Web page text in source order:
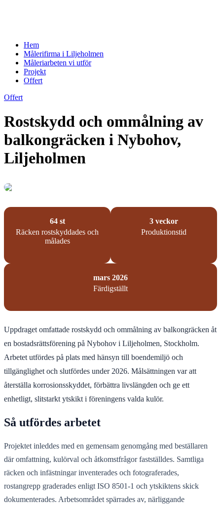
Hem
Målerifirma i Liljeholmen
Måleriarbeten vi utför
Projekt
Offert
Offert
Rostskydd och ommålning av
balkongräcken i Nybohov,
Liljeholmen
64 st
Räcken rostskyddades och
målades
3 veckor
Produktionstid
mars 2026
Färdigställt
Uppdraget omfattade rostskydd och ommålning av balkongräcken åt
en bostadsrättsförening på Nybohov i Liljeholmen, Stockholm.
Arbetet utfördes på plats med hänsyn till boendemiljö och
tillgänglighet och slutfördes under 2026. Målsättningen var att
återställa korrosionsskyddet, förbättra livslängden och ge ett
enhetligt, slitstarkt ytskikt i föreningens valda kulör.
Så utfördes arbetet
Projektet inleddes med en gemensam genomgång med beställaren
där omfattning, kulörval och åtkomstfrågor fastställdes. Samtliga
räcken och infästningar inventerades och fotograferades,
rostangrepp graderades enligt ISO 8501-1 och ytskiktens skick
dokumenterades. Arbetsområdet spärrades av, närliggande